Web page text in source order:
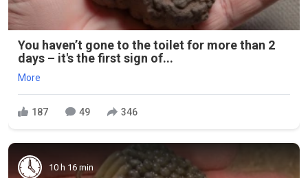
You haven’t gone to the toilet for more than 2
days – it's the first sign of...
More
187 49 346
10 h 16 min